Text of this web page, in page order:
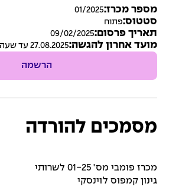
מספר מכרז:01/2025
סטטוס:פתוח
תאריך פרסום:09/02/2025
מועד אחרון להגשה:27.08.2025 עד שעה 14:00
הרשמה
מסמכים להורדה
מכרז פומבי מס' 01-25 לשרותי
גינון קמפוס לוינסקי